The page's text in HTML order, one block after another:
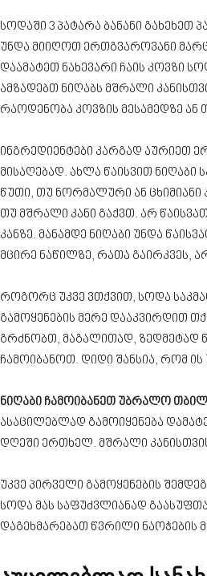
სოდაში 3 პატარა ბანანი გახეხეთ
უნდა მიიღოთ ერთგვაროვანი
დაამატეთ ნახევარი ჩაის კოვზი
ამზადებთ ნიღაბს მშრალი
რაოდენობა კოვზის მესამედზე ან
ინგრედიენტები კარგად აურიეთ
მისაღებად. ახლა წაისვით ნიღაბი
წუთი, თუ ნორმალური ან ცხიმიანი
თუ მშრალი კანი გაქვთ. არ
კანზე. მანამდე ნიღაბი უნდა
მცირე ნაწილზე, რათა გაირკვეს,
როგორც უკვე ვთქვით, სოდა
გამოყენების მერე დააკვირდით
გრძნობთ, მაგალითად, ზედმეტად
ჩამოიბანოთ. დიდი შანსია, რომ
ნიღაბი ჩამოიბანეთ უბრალო
ასაცილებლად გამოიყენება
დღეში ერთხელ. მშრალი
უკვე პირველი გამოყენების
სოდა მას საფუძვლიანად
დაგეხმარებათ წვრილი ნაოჭების